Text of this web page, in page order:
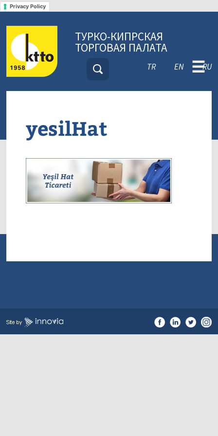
Privacy Policy
ТУРКО-КИПРСКАЯ
ТОРГОВАЯ ПАЛАТА
TR EN RU
☰
yesilHat